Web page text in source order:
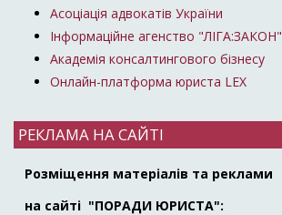
Асоціація адвокатів України
Інформаційне агенство "ЛІГА:ЗАКОН"
Академія консалтингового бізнесу
Онлайн-платформа юриста LEX
РЕКЛАМА НА САЙТІ
Розміщення матеріалів та реклами
на сайті "ПОРАДИ ЮРИСТА":